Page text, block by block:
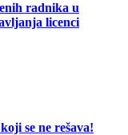
radnika u
licenci
se ne rešava!